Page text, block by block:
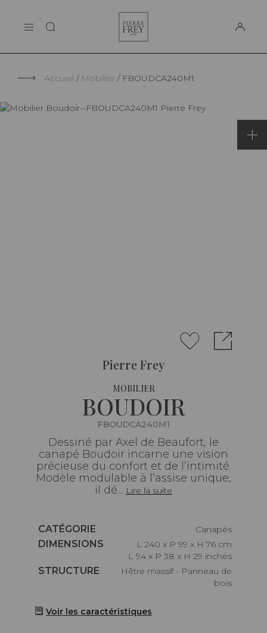
LA MAISON
Frey
Accueil Mobilier FBOUDCA240M1
Pierre Frey
MOBILIER
BOUDOIR
FBOUDCA240M1
Dessiné par Axel de Beaufort, le
canapé Boudoir incarne une vision
précieuse du confort et de l’intimité.
Modèle modulable à l’assise unique,
il dé... Lire la suite
Caractéristiques
CATÉGORIE
Canapés
Caractéristiques
DIMENSIONS
L 240 x P 99 x H 76 cm
L 94 x P 38 x H 29 inches
Caractéristiques
STRUCTURE
Hêtre massif - Panneau de
bois
Voir les caractéristiques